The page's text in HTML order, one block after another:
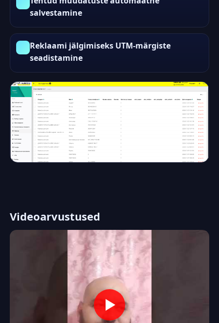
salvestamine
Reklaami jälgimiseks UTM-märgiste
seadistamine
Videoarvustused